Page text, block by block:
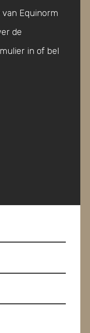
Equinorm
de
in of bel